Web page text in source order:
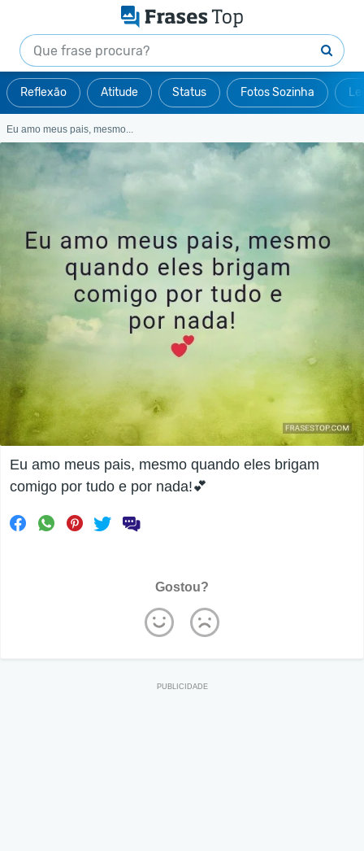
Reflexão Atitude Status Fotos Sozinha
Eu amo meus pais, mesmo...
Eu amo meus pais, mesmo quando eles brigam
comigo por tudo e por nada!💕
Gostou?